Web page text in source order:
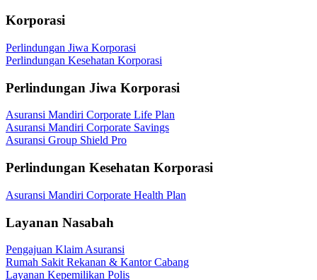
Korporasi
Perlindungan Jiwa Korporasi
Perlindungan Kesehatan Korporasi
Perlindungan Jiwa Korporasi
Asuransi Mandiri Corporate Life Plan
Asuransi Mandiri Corporate Savings
Asuransi Group Shield Pro
Perlindungan Kesehatan Korporasi
Asuransi Mandiri Corporate Health Plan
Layanan Nasabah
Pengajuan Klaim Asuransi
Rumah Sakit Rekanan & Kantor Cabang
Layanan Kepemilikan Polis